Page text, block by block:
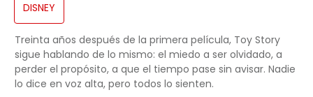
DISNEY
Treinta años después de la primera película, Toy Story
sigue hablando de lo mismo: el miedo a ser olvidado, a
perder el propósito, a que el tiempo pase sin avisar. Nadie
lo dice en voz alta, pero todos lo sienten.